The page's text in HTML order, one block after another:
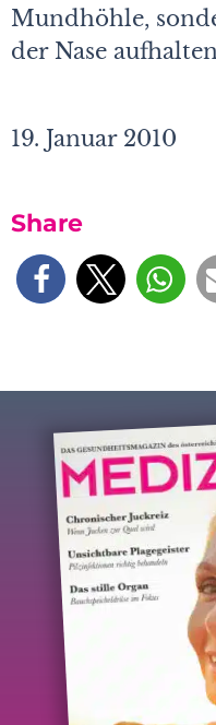
Mundhöhle,
der Nase
19. Januar 2010
Share